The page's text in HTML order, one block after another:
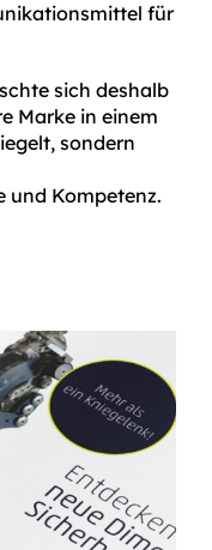
für
sich deshalb
Marke in einem
sondern
und Kompetenz.